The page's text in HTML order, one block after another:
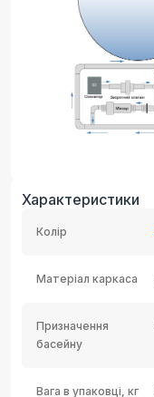
Характеристики
Колір
Матеріал каркаса
Призначення
басейну
Вага в упаковці, кг